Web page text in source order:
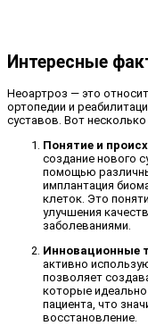
Интересные
Неоартроз — это
ортопедии и
суставов. Вот
Понятие и
создание нового
помощью
имплантация
клеток. Это
улучшения
заболеваниями.
Инновационные
активно
позволяет
которые
пациента, что
восстановление.